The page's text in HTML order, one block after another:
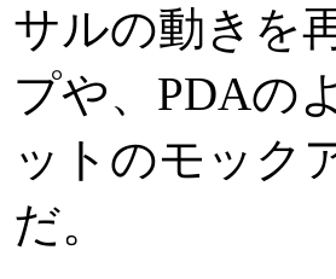
サルの動きを
プや、PDAの
ットのモック
だ。